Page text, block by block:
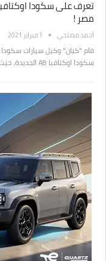
مصر !
أحمد مصلحي 1 فبراير 2021
قام "كيان" وكيل سيارات
سكودا اوكتافيا A8 الجديدة، حيث تم طرح السيارة…